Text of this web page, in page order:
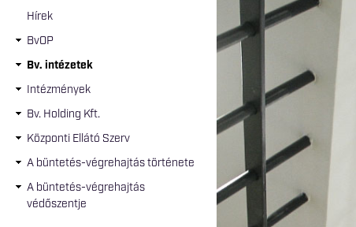
Hírek
BvOP
Bv. intézetek
Intézmények
Bv. Holding Kft.
Központi Ellátó Szerv
A büntetés-végrehajtás története
A büntetés-végrehajtás
védőszentje